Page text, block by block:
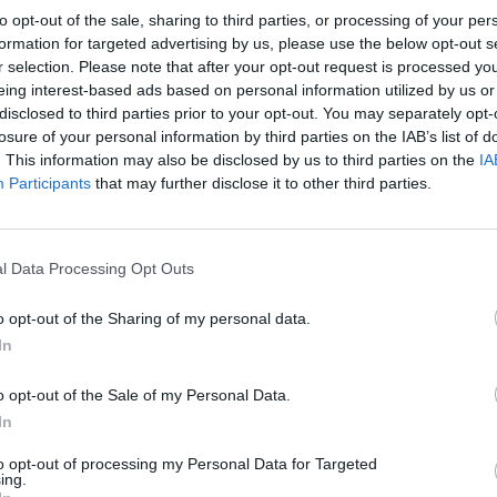
opt-out of the sale, sharing to third parties, or processing of your
for targeted advertising by us, please use the below opt-out
selection. Please note that after your opt-out request is processed
interest-based ads based on personal information utilized by us
to third parties prior to your opt-out. You may separately
of your personal information by third parties on the IAB’s list of
This information may also be disclosed by us to third parties on the
Participants that may further disclose it to other third parties.
Data Processing Opt Outs
opt-out of the Sharing of my personal data.
opt-out of the Sale of my Personal Data.
opt-out of processing my Personal Data for Targeted
Stime: 10 Commenti: 5
Ti stimo fratello Link Salva